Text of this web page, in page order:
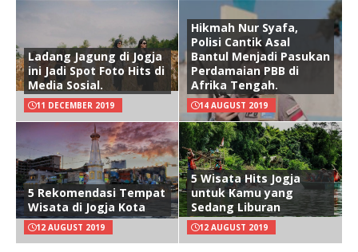
Ladang Jagung di Jogja
ini Jadi Spot Foto Hits di
Media Sosial.
11 DECEMBER 2019
Hikmah Nur Syafa,
Polisi Cantik Asal
Bantul Menjadi Pasukan
Perdamaian PBB di
Afrika Tengah.
14 AUGUST 2019
5 Rekomendasi Tempat
Wisata di Jogja Kota
12 AUGUST 2019
5 Wisata Hits Jogja
untuk Kamu yang
Sedang Liburan
12 AUGUST 2019